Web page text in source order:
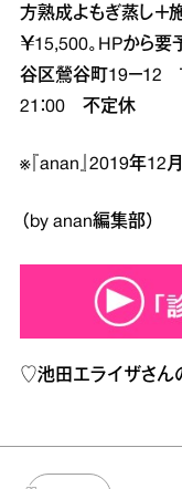
方熟成よもぎ蒸し＋
￥15,500。HPから要
谷区鶯谷町19－12
21：00 不定休
※『anan』2019年12
（by anan編集部）
♡池田エライザさん